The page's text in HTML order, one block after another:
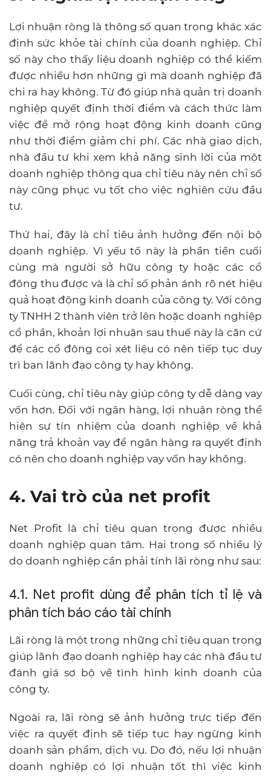
Lợi nhuận ròng là thông số quan trọng khác xác
định sức khỏe tài chính của doanh nghiệp. Chỉ
số này cho thấy liệu doanh nghiệp có thể kiếm
được nhiều hơn những gì mà doanh nghiệp đã
chi ra hay không. Từ đó giúp nhà quản trị doanh
nghiệp quyết định thời điểm và cách thức làm
việc để mở rộng hoạt động kinh doanh cũng
như thời điểm giảm chi phí. Các nhà giao dịch,
nhà đầu tư khi xem khả năng sinh lời của một
doanh nghiệp thông qua chỉ tiêu này nên chỉ số
này cũng phục vụ tốt cho việc nghiên cứu đầu
tư.
Thứ hai, đây là chỉ tiêu ảnh hưởng đến nội bộ
doanh nghiệp. Vì yếu tố này là phần tiền cuối
cùng mà người sở hữu công ty hoặc các cổ
đông thu được và là chỉ số phản ánh rõ nét hiệu
quả hoạt động kinh doanh của công ty. Với công
ty TNHH 2 thành viên trở lên hoặc doanh nghiệp
cổ phần, khoản lợi nhuận sau thuế này là căn cứ
để các cổ đông coi xét liệu có nên tiếp tục duy
trì ban lãnh đạo công ty hay không.
Cuối cùng, chỉ tiêu này giúp công ty dễ dàng vay
vốn hơn. Đối với ngân hàng, lợi nhuận ròng thể
hiện sự tín nhiệm của doanh nghiệp về khả
năng trả khoản vay để ngân hàng ra quyết định
có nên cho doanh nghiệp vay vốn hay không.
4. Vai trò của net profit
Net Profit là chỉ tiêu quan trọng được nhiều
doanh nghiệp quan tâm. Hai trong số nhiều lý
do doanh nghiệp cần phải tính lãi ròng như sau:
4.1. Net profit dùng để phân tích tỉ lệ và
phân tích báo cáo tài chính
Lãi ròng là một trong những chỉ tiêu quan trọng
giúp lãnh đạo doanh nghiệp hay các nhà đầu tư
đánh giá sơ bộ về tình hình kinh doanh của
công ty.
Ngoài ra, lãi ròng sẽ ảnh hưởng trực tiếp đến
việc ra quyết định sẽ tiếp tục hay ngừng kinh
doanh sản phẩm, dịch vụ. Do đó, nếu lợi nhuận
doanh nghiệp có lợi nhuận tốt thì việc kinh